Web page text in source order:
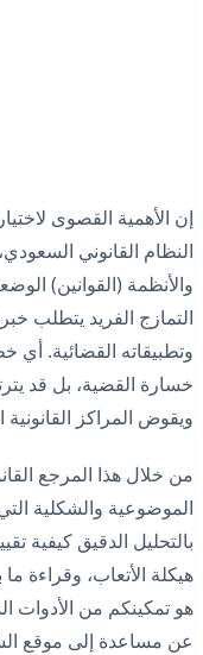
إن الأهمية القصوى
النظام القانوني
والأنظمة (القوانين)
التمازج الفريد يتطلب
وتطبيقاته القضائية. أي
خسارة القضية، بل قد
ويقوض المراكز
من خلال هذا المرجع
الموضوعية والشكلية
بالتحليل الدقيق كيفية
هيكلة الأتعاب، وقراءة
هو تمكينكم من الأدوات
عن مساعدة إلى موقع